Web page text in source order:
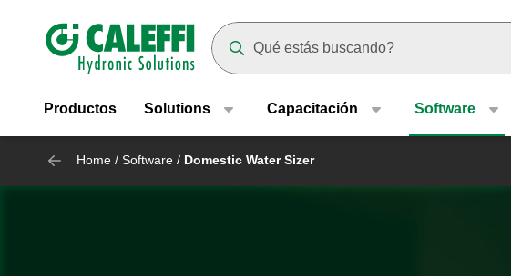
Header main navigation
Productos Solutions Capacitación Software
Home / Software / Domestic Water Sizer